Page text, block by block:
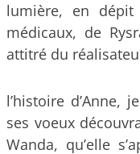
lumière, en
médicaux, de
attitré du
l’histoire d’Anne,
ses voeux
Wanda, qu’elle